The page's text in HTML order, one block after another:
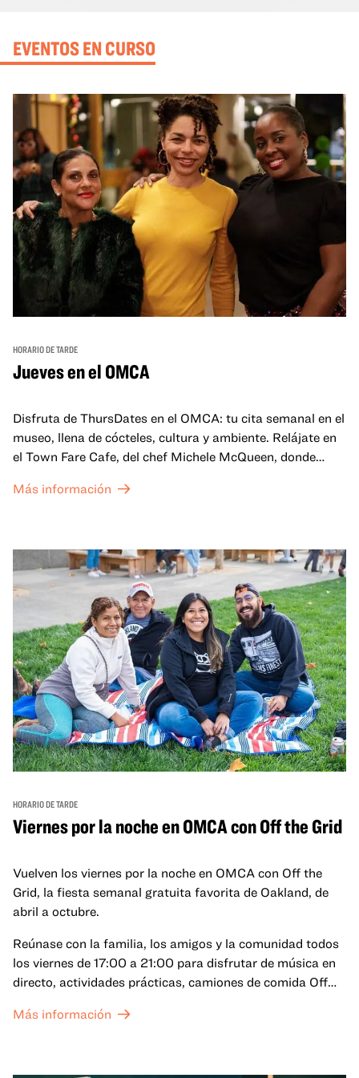
EVENTOS EN CURSO
HORARIO DE TARDE
Jueves en el OMCA
Disfruta de ThursDates en el OMCA: tu cita semanal en el
museo, llena de cócteles, cultura y ambiente. Relájate en
el Town Fare Cafe, del chef Michele McQueen, donde
fondo, o explora las galerías, que cobran vida por la noche
adultos!
Más información
HORARIO DE TARDE
Viernes por la noche en OMCA con Off the Grid
Vuelven los viernes por la noche en OMCA con Off the
Grid, la fiesta semanal gratuita favorita de Oakland, de
abril a octubre.
Reúnase con la familia, los amigos y la comunidad todos
los viernes de 17:00 a 21:00 para disfrutar de música en
directo, actividades prácticas, camiones de comida Off
exposiciones especiales, con una
Más información